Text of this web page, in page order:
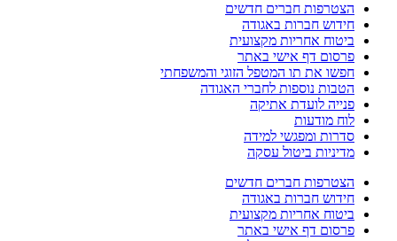
הצטרפות חברים חדשים
חידוש חברות באגודה
ביטוח אחריות מקצועית
פרסום דף אישי באתר
חפשו את תו המטפל הזוגי והמשפחתי
הטבות נוספות לחברי האגודה
פנייה לועדת אתיקה
לוח מודעות
סדרות ומפגשי למידה
מדיניות ביטול עסקה
הצטרפות חברים חדשים
חידוש חברות באגודה
ביטוח אחריות מקצועית
פרסום דף אישי באתר